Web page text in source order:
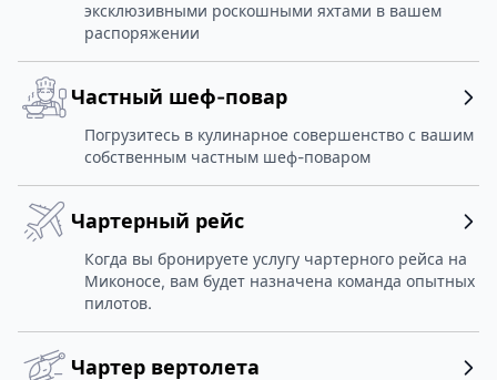
эксклюзивными роскошными яхтами в вашем
распоряжении
Частный шеф-повар
Погрузитесь в кулинарное совершенство с вашим
собственным частным шеф-поваром
Чартерный рейс
Когда вы бронируете услугу чартерного рейса на
Миконосе, вам будет назначена команда опытных
пилотов.
Чартер вертолета